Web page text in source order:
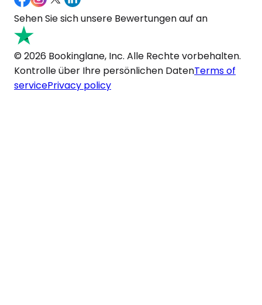
Sehen Sie sich unsere Bewertungen auf an
© 2026 Bookinglane, Inc. Alle Rechte vorbehalten.
Kontrolle über Ihre persönlichen DatenTerms of
servicePrivacy policy